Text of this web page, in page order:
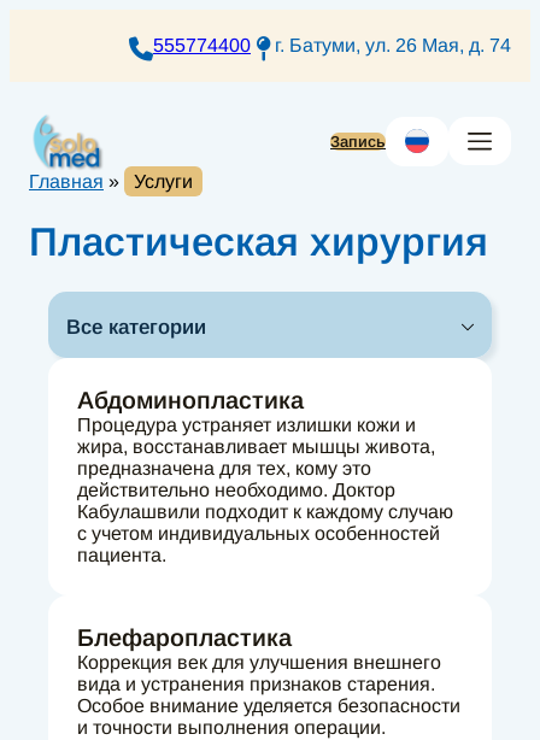
555774400 г. Батуми, ул. 26 Мая, д. 74
Запись
Главная » Услуги
Пластическая хирургия
Все категории
Абдоминопластика
Процедура устраняет излишки кожи и
жира, восстанавливает мышцы живота,
предназначена для тех, кому это
действительно необходимо. Доктор
Кабулашвили подходит к каждому случаю
с учетом индивидуальных особенностей
пациента.
Блефаропластика
Коррекция век для улучшения внешнего
вида и устранения признаков старения.
Особое внимание уделяется безопасности
и точности выполнения операции.